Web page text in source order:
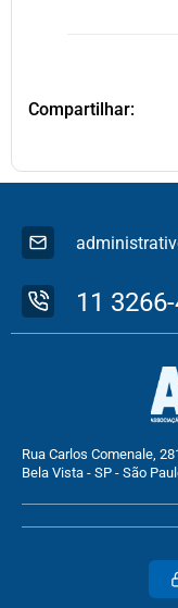
Compartilhar:
11
Rua Carlos Comenale,
Bela Vista - SP - São